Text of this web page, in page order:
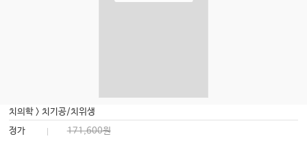
치의학 >치기공/치위생
정가
171,600원